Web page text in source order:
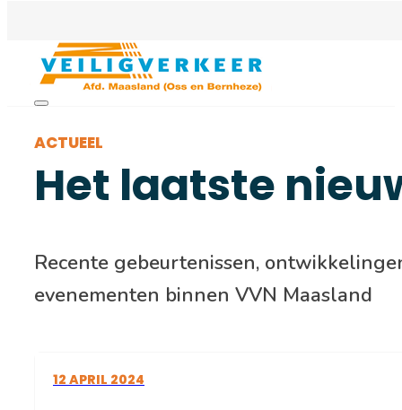
ACTUEEL
Het laatste
Recente gebeurtenissen,
evenementen binnen VVN Maasland
12 APRIL 2024